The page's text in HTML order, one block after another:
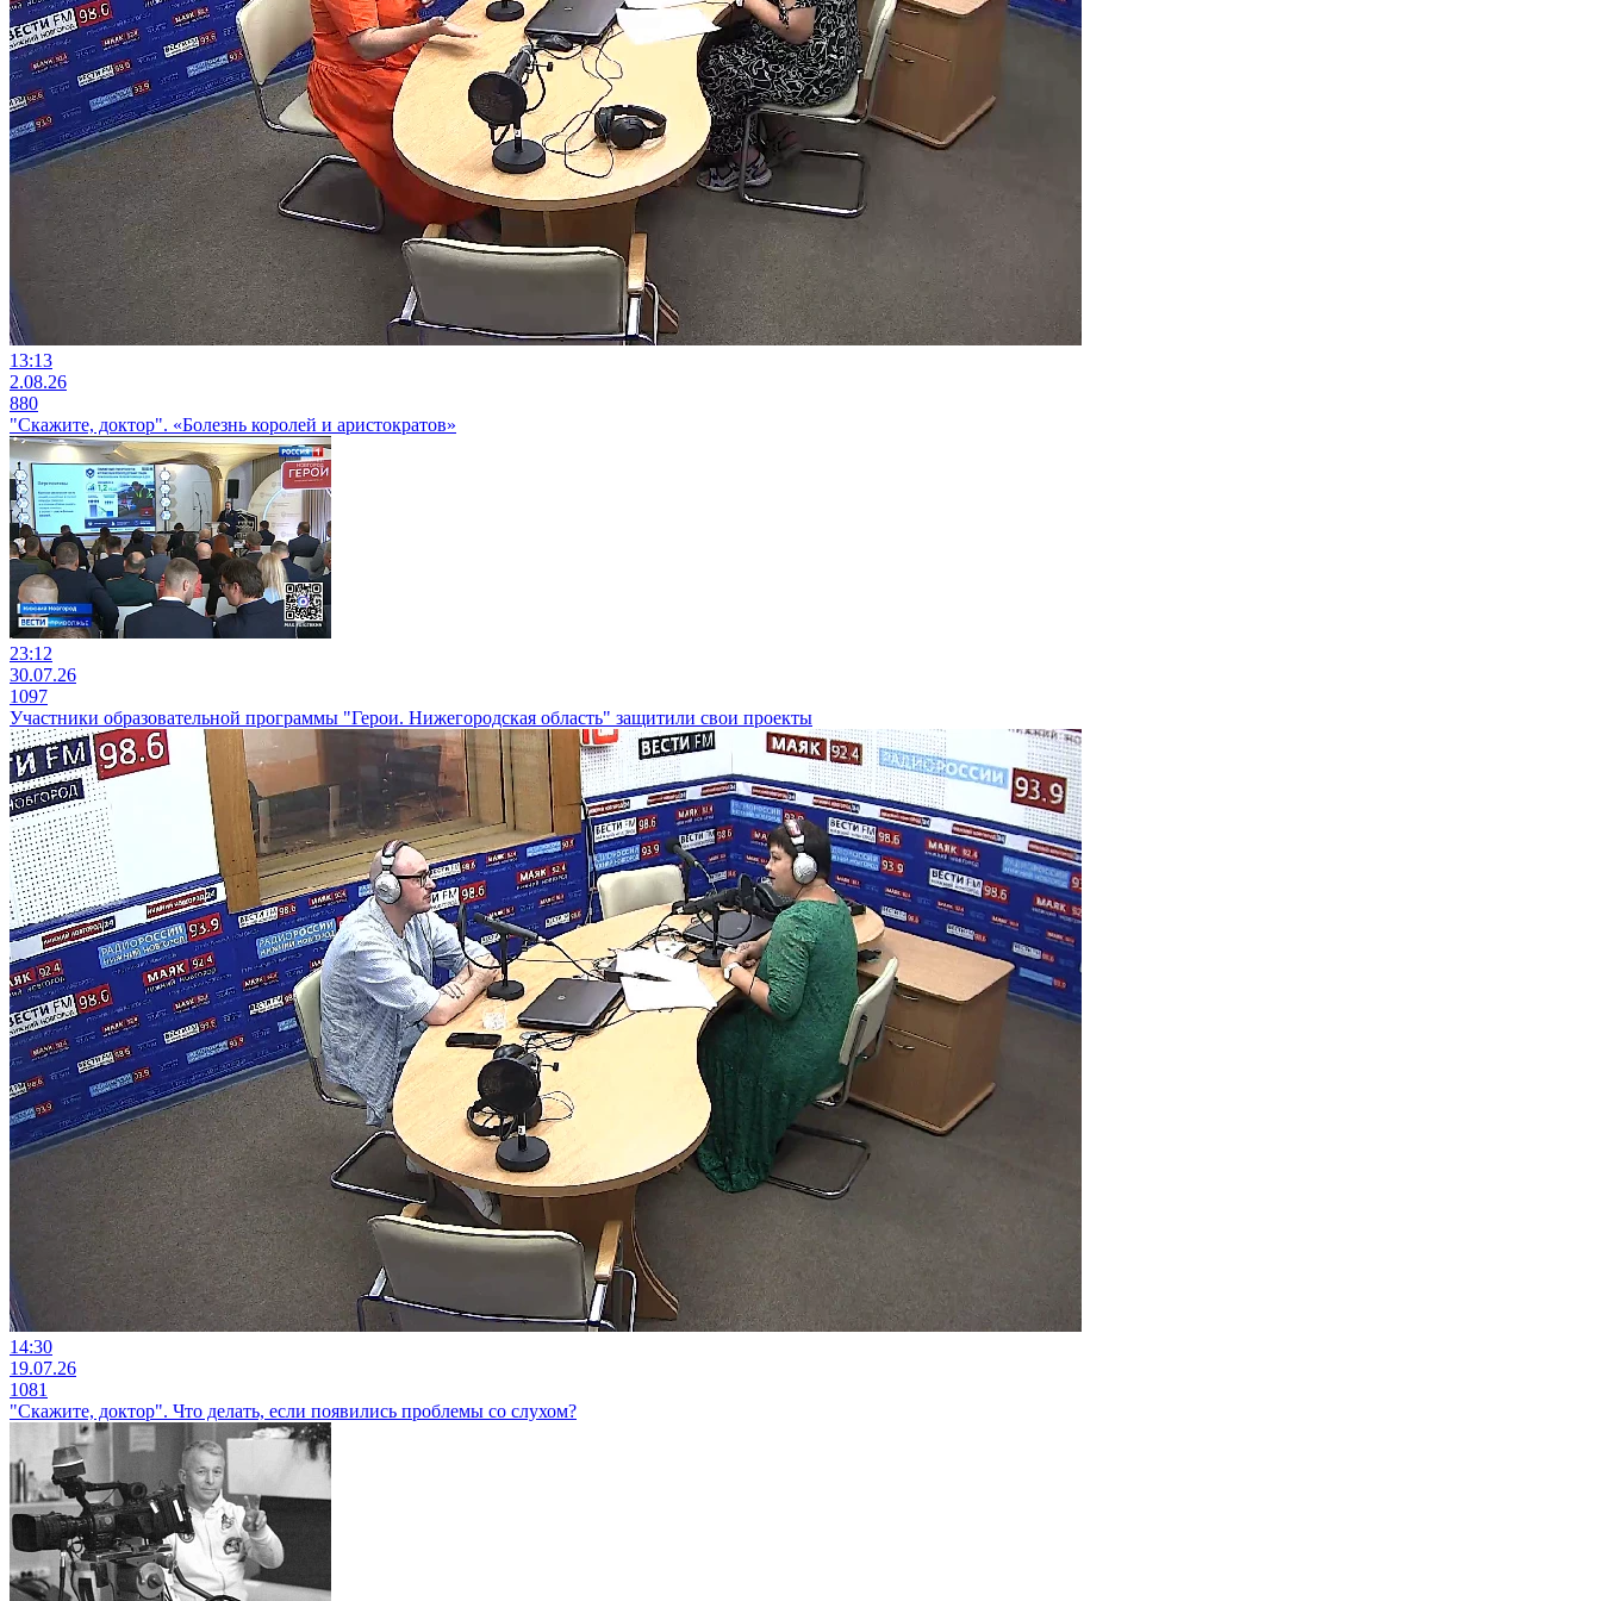
13:13
2.08.26
880
"Скажите, доктор". «Болезнь королей и аристократов»
23:12
30.07.26
1097
Участники образовательной программы "Герои. Нижегородская область" защитили свои проекты
14:30
19.07.26
1081
"Скажите, доктор". Что делать, если появились проблемы со слухом?